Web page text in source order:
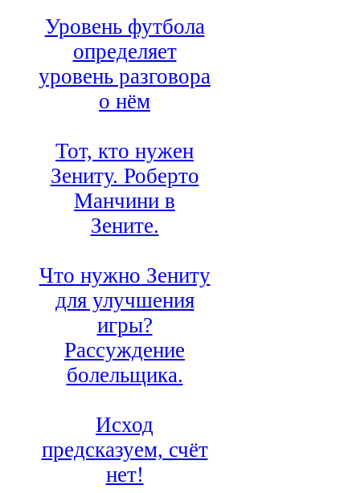
Уровень футбола
определяет
уровень разговора
о нём
Тот, кто нужен
Зениту. Роберто
Манчини в
Зените.
Что нужно Зениту
для улучшения
игры?
Рассуждение
болельщика.
Исход
предсказуем, счёт
нет!